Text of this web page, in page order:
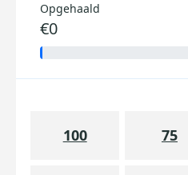
Opgehaald
€0
100 75